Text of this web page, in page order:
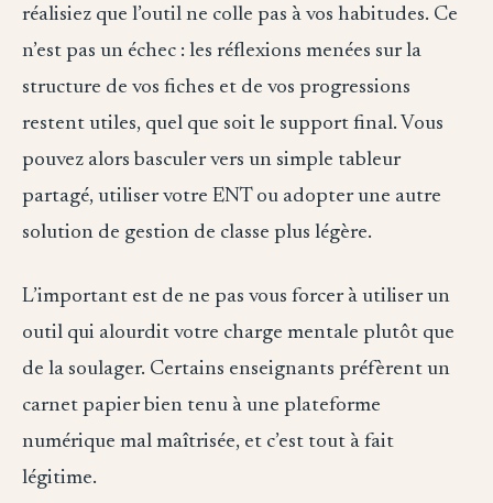
réalisiez que l’outil ne colle pas à vos habitudes. Ce
n’est pas un échec : les réflexions menées sur la
structure de vos fiches et de vos progressions
restent utiles, quel que soit le support final. Vous
pouvez alors basculer vers un simple tableur
partagé, utiliser votre ENT ou adopter une autre
solution de gestion de classe plus légère.
L’important est de ne pas vous forcer à utiliser un
outil qui alourdit votre charge mentale plutôt que
de la soulager. Certains enseignants préfèrent un
carnet papier bien tenu à une plateforme
numérique mal maîtrisée, et c’est tout à fait
légitime.